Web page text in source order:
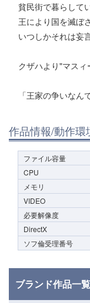
貧民街で暮らして
王により国を滅ぼ
いつしかそれは妄
クザハより"マス
「王家の争いな
作品情報/動作環
ファイル容量
CPU
メモリ
VIDEO
必要解像度
DirectX
ソフ倫受理番号
ブランド作品一覧